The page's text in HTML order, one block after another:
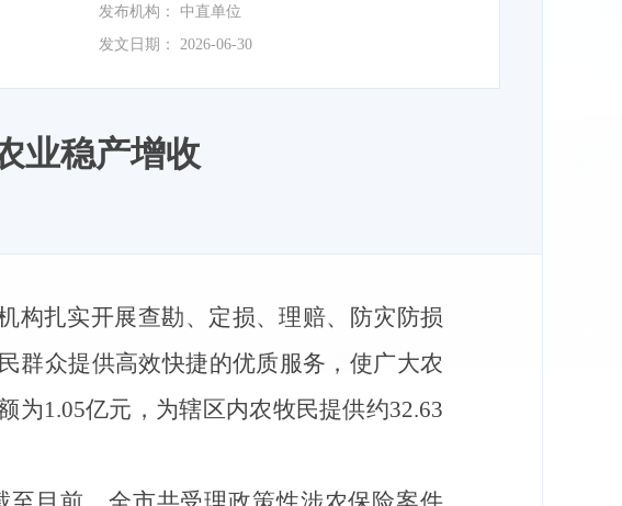
发布机构：
中直单位
发文日期： 2026-06-30
业稳产增收
构扎实开展查勘、定损、理赔、防灾防损
群众提供高效快捷的优质服务，使广大农
为1.05亿元，为辖区内农牧民提供约32.63